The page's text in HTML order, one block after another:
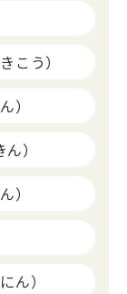
こう）
）
）
）
ん）